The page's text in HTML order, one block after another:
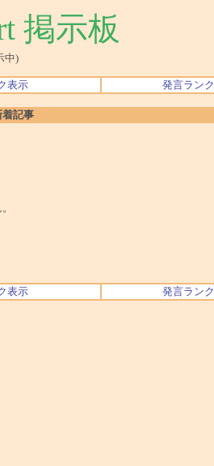
掲示板
中)
表示 発言ランク
着記事
表示 発言ランク